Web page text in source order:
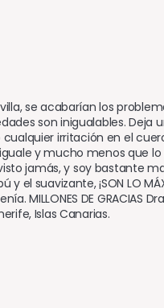
se acabarían los
son inigualables.
irritación en el
y mucho menos que
jamás, y soy bastante
el suavizante, ¡SON LO
MILLONES DE GRACIAS
Islas Canarias.